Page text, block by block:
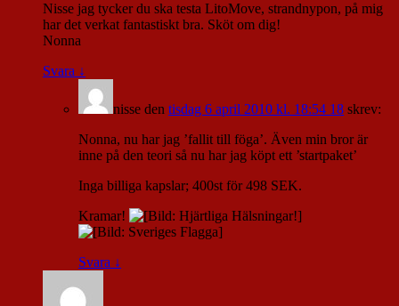
Nisse jag tycker du ska testa LitoMove, strandnypon, på mig
har det verkat fantastiskt bra. Sköt om dig!
Nonna
Svara ↓
nisse den tisdag 6 april 2010 kl. 18:54 18 skrev:
Nonna, nu har jag ’fallit till föga’. Även min bror är
inne på den teori så nu har jag köpt ett ’startpaket’
Inga billiga kapslar; 400st för 498 SEK.
Kramar!
Svara ↓